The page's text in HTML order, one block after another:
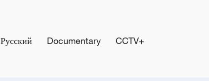
Русский Documentary CCTV+